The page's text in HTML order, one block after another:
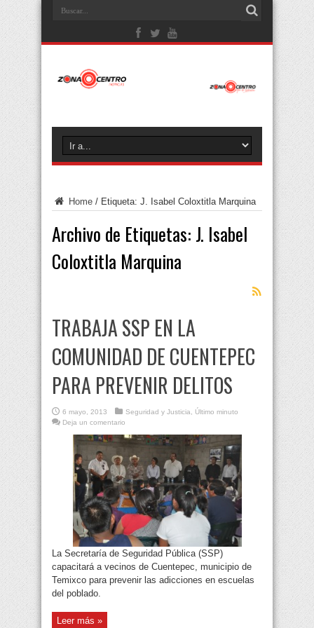
Home / Etiqueta: J. Isabel Coloxtitla Marquina
Archivo de Etiquetas: J. Isabel
Coloxtitla Marquina
TRABAJA SSP EN LA
COMUNIDAD DE CUENTEPEC
PARA PREVENIR DELITOS
6 mayo, 2013 Seguridad y Justicia, Último minuto
Deja un comentario
La Secretaría de Seguridad Pública (SSP)
capacitará a vecinos de Cuentepec, municipio de
Temixco para prevenir las adicciones en escuelas
del poblado.
Leer más »